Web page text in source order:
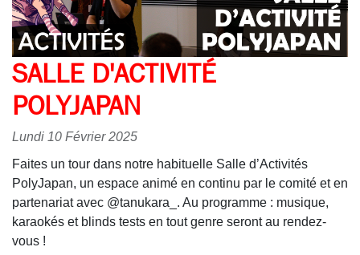
SALLE D'ACTIVITÉ
POLYJAPAN
Lundi 10 Février 2025
Faites un tour dans notre habituelle Salle d’Activités
PolyJapan, un espace animé en continu par le comité et en
partenariat avec @tanukara_. Au programme : musique,
karaokés et blinds tests en tout genre seront au rendez-
vous !